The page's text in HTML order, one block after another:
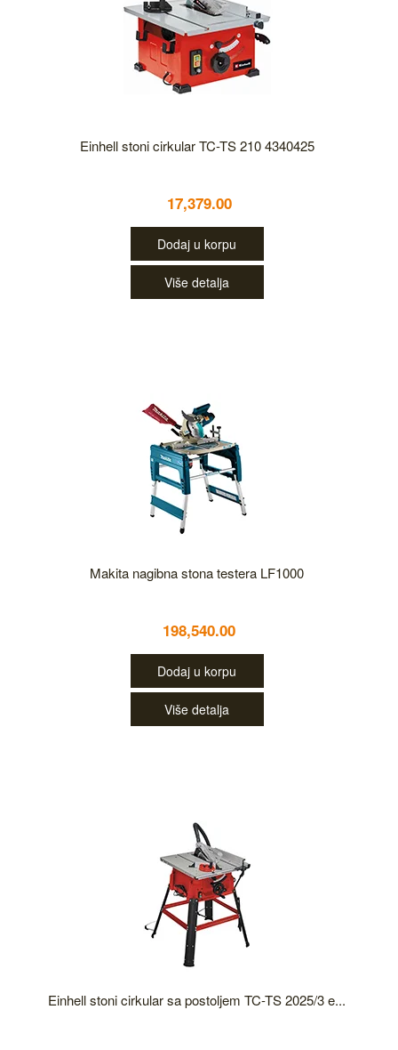
Einhell stoni cirkular TC-TS 210 4340425
17,379.00
Dodaj u korpu
Više detalja
Makita nagibna stona testera LF1000
198,540.00
Dodaj u korpu
Više detalja
Einhell stoni cirkular sa postoljem TC-TS 2025/3 e...